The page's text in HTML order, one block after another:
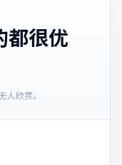
都很优
人欣赏。